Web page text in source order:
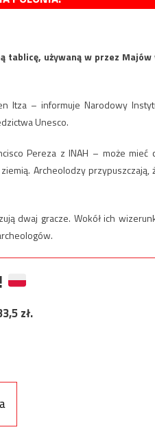
tablicę, używaną w przez Majów
Itza – informuje Narodowy
Unesco.
Pereza z INAH – może mieć
Archeolodzy przypuszczają,
dwaj gracze. Wokół ich
zł.